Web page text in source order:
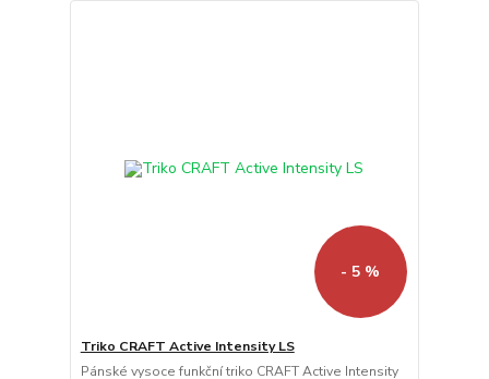
- 5 %
Triko CRAFT Active Intensity LS
Pánské vysoce funkční triko CRAFT Active Intensity